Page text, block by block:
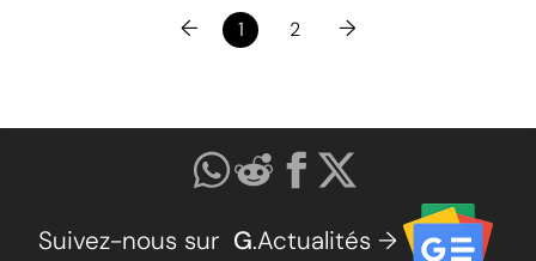
← 1 2 →
Suivez-nous sur G.Actualités →